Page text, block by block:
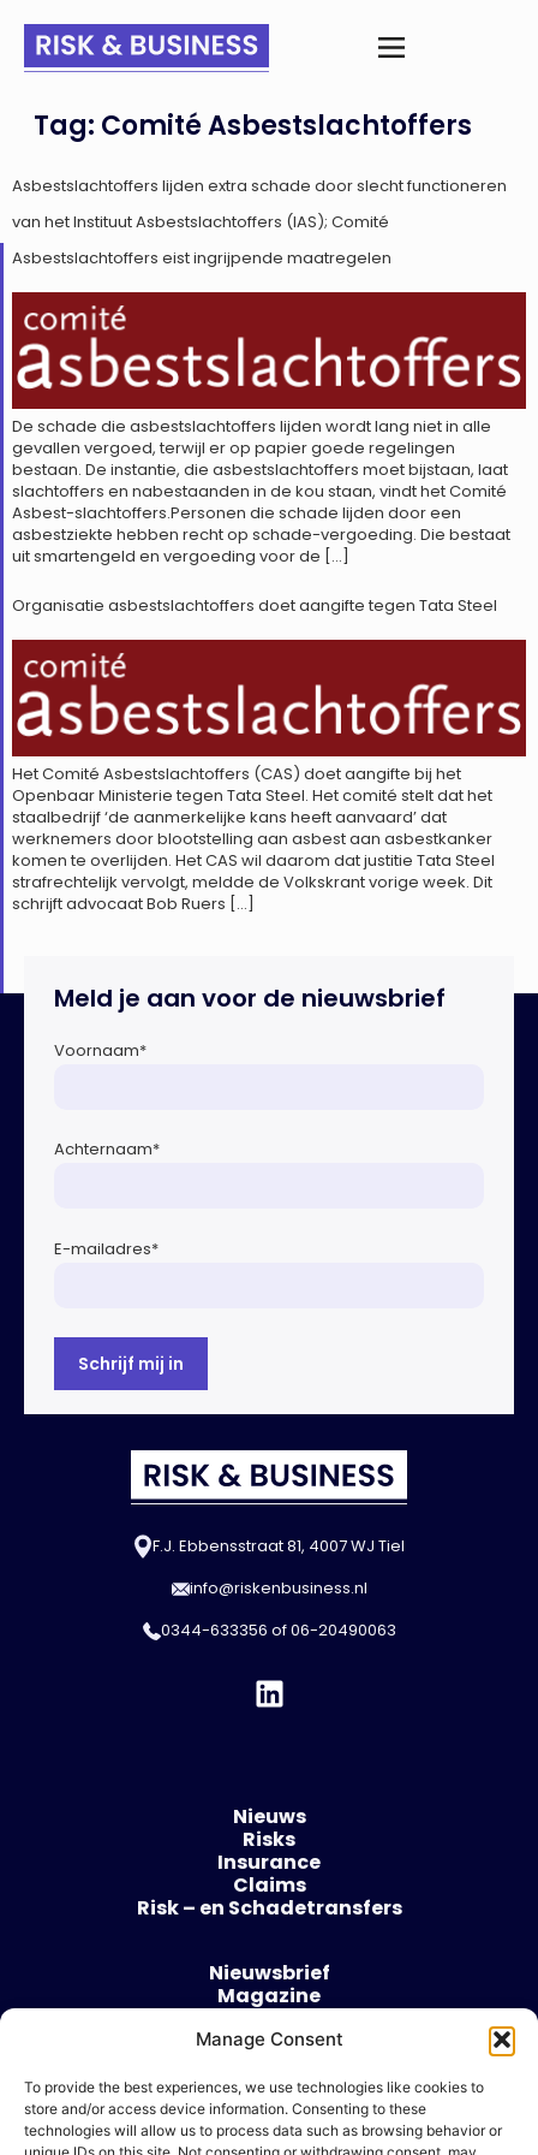
Manage Consent
To provide the best experiences, we use technologies like cookies to
store and/or access device information. Consenting to these
technologies will allow us to process data such as browsing behavior or
Tag: Comité Asbestslachtoffers
Asbestslachtoffers lijden extra schade door slecht functioneren
van het Instituut Asbestslachtoffers (IAS); Comité
Asbestslachtoffers eist ingrijpende maatregelen
De schade die asbestslachtoffers lijden wordt lang niet in alle
gevallen vergoed, terwijl er op papier goede regelingen
bestaan. De instantie, die asbestslachtoffers moet bijstaan, laat
slachtoffers en nabestaanden in de kou staan, vindt het Comité
Asbest-slachtoffers.Personen die schade lijden door een
asbestziekte hebben recht op schade-vergoeding. Die bestaat
uit smartengeld en vergoeding voor de […]
Organisatie asbestslachtoffers doet aangifte tegen Tata Steel
Het Comité Asbestslachtoffers (CAS) doet aangifte bij het
Openbaar Ministerie tegen Tata Steel. Het comité stelt dat het
staalbedrijf ‘de aanmerkelijke kans heeft aanvaard’ dat
werknemers door blootstelling aan asbest aan asbestkanker
komen te overlijden. Het CAS wil daarom dat justitie Tata Steel
strafrechtelijk vervolgt, meldde de Volkskrant vorige week. Dit
schrijft advocaat Bob Ruers […]
Meld je aan voor de nieuwsbrief
Voornaam*
Achternaam*
E-mailadres*
F.J. Ebbensstraat 81, 4007 WJ Tiel
info@riskenbusiness.nl
0344-633356 of06-20490063
Nieuws
Risks
Insurance
Claims
Risk – en Schadetransfers
Nieuwsbrief
Magazine
Over
Algemene voorwaarden